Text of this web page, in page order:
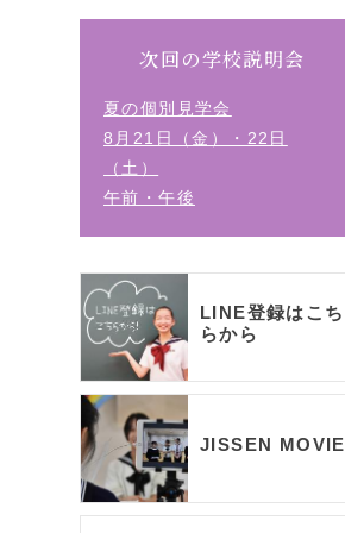
次回の学校説明会
夏の個別見学会
8月21日（金）・22日
（土）
午前・午後
LINE登録はこち
らから
JISSEN MOVIE